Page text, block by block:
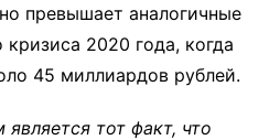
превышает аналогичные
2020 года, когда
45 миллиардов рублей.
тот факт, что